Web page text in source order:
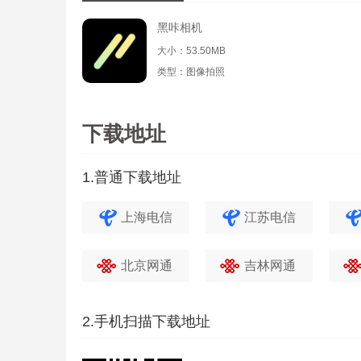
黑咔相机
大小：53.50MB
类型：图像拍照
下载地址
1.普通下载地址
上海电信 江苏电信
北京网通 吉林网通
2.手机扫描下载地址